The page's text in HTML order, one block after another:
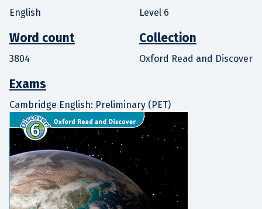
English
Word count
3804
Level 6
Collection
Oxford Read and Discover
Exams
Cambridge English: Preliminary (PET)